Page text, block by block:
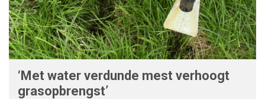
‘Met water verdunde mest verhoogt
grasopbrengst’